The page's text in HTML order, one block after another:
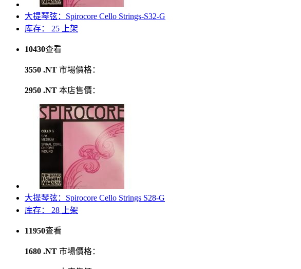
大提琴弦：Spirocore Cello Strings-S32-G
库存： 25
上架
10430查看
3550 .NT 市場價格：
2950 .NT 本店售價：
大提琴弦：Spirocore Cello Strings S28-G
库存： 28
上架
11950查看
1680 .NT 市場價格：